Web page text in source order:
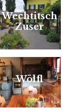
Wechtitsch
Zuser
Wölfl